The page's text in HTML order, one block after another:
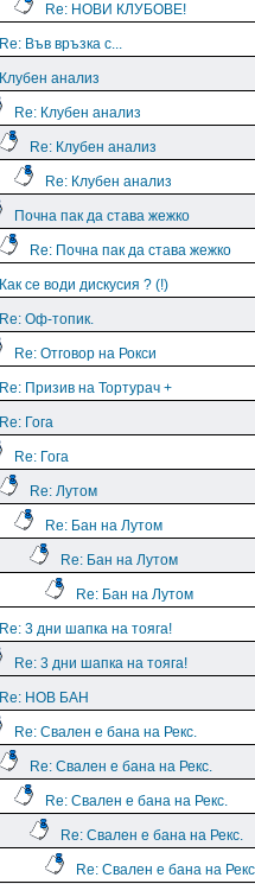
Re: НОВИ КЛУБОВЕ!
Re: Във връзка с...
Клубен анализ
Re: Клубен анализ
Re: Клубен анализ
Re: Клубен анализ
Почна пак да става жежко
Re: Почна пак да става жежко
Как се води дискусия ? (!)
Re: Оф-топик.
Re: Отговор на Рокси
Re: Призив на Тортурач +
Re: Гога
Re: Гога
Re: Лутом
Re: Бан на Лутом
Re: Бан на Лутом
Re: Бан на Лутом
Re: 3 дни шапка на тояга!
Re: 3 дни шапка на тояга!
Re: НОВ БАН
Re: Свален е бана на Рекс.
Re: Свален е бана на Рекс.
Re: Свален е бана на Рекс.
Re: Свален е бана на Рекс.
Re: Свален е бана на